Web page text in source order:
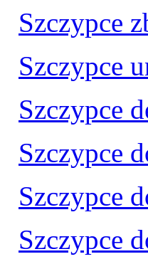
Szczypce
Szczypce
Szczypce
Szczypce
Szczypce
Szczypce